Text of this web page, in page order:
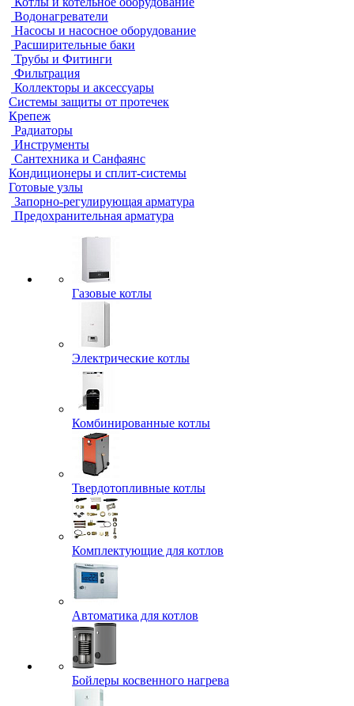
Водонагреватели
Насосы и насосное оборудование
Расширительные баки
Трубы и Фитинги
Фильтрация
Коллекторы и аксессуары
Системы защиты от протечек
Крепеж
Радиаторы
Инструменты
Сантехника и Санфаянс
Кондиционеры и сплит-системы
Готовые узлы
Запорно-регулирующая арматура
Предохранительная арматура
Газовые котлы
Электрические котлы
Комбинированные котлы
Твердотопливные котлы
Комплектующие для котлов
Автоматика для котлов
Бойлеры косвенного нагрева